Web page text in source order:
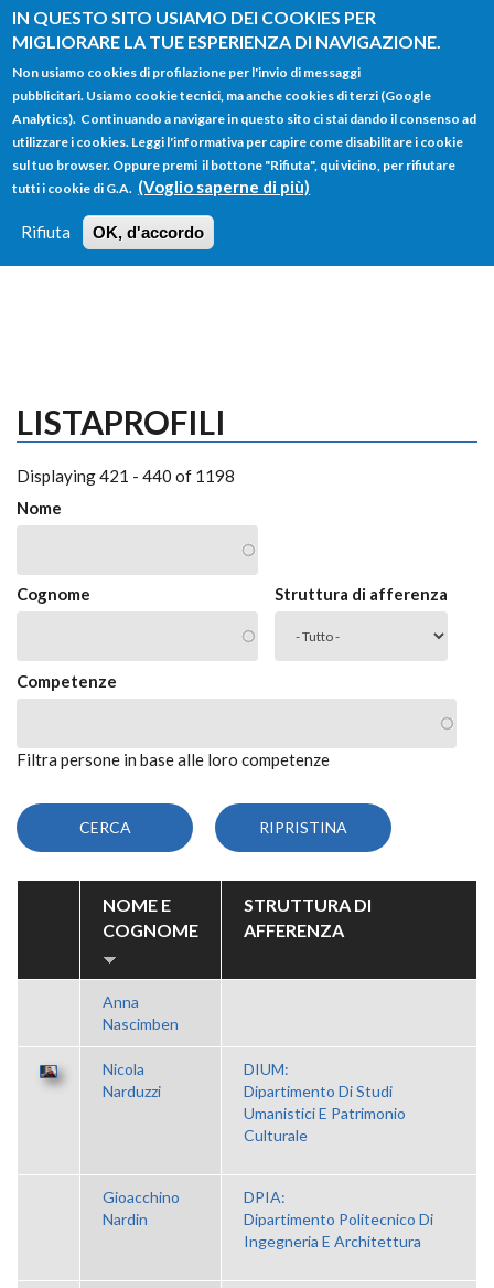
IN QUESTO SITO USIAMO DEI COOKIES PER
MIGLIORARE LA TUE ESPERIENZA DI NAVIGAZIONE.
Non usiamo cookies di profilazione per l'invio di messaggi
pubblicitari. Usiamo cookie tecnici, ma anche cookies di terzi (Google
Analytics). Continuando a navigare in questo sito ci stai dando il consenso ad
utilizzare i cookies. Leggi l'informativa per capire come disabilitare i cookie
sul tuo browser. Oppure premi il bottone "Rifiuta", qui vicino, per rifiutare
tutti i cookie di G.A. (Voglio saperne di più)
Rifiuta OK, d'accordo
Salta al contenuto principale
FORM
DI
RICERCA
Main menu
HOME TUTTI I PROFILI
LOGIN
LISTAPROFILI
Displaying 421 - 440 of 1198
Nome
Cognome Struttura di afferenza
Competenze
Filtra persone in base alle loro competenze
NOME E
COGNOME
STRUTTURA DI
AFFERENZA
Anna
Nascimben
Nicola
Narduzzi
DIUM:
Dipartimento Di Studi
Umanistici E Patrimonio
Culturale
Gioacchino
Nardin
DPIA:
Dipartimento Politecnico Di
Ingegneria E Architettura